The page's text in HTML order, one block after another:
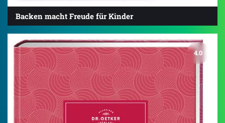
Backen macht Freude für Kinder
4.0